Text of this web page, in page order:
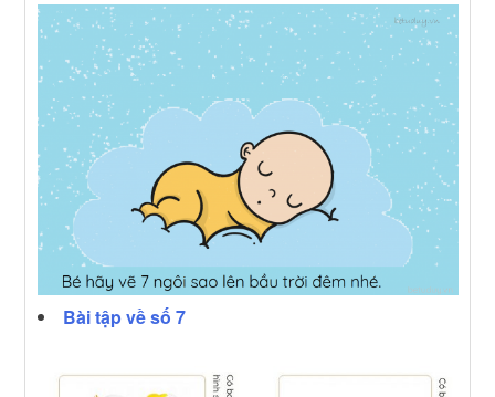
Bài tập về số 7